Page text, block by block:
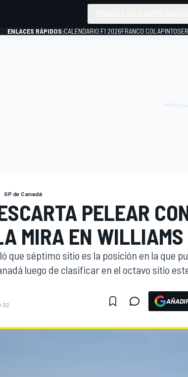
ENLACES RÁPIDOS:CALENDARIO F1 2026FRANCO COLAPINTO
GP de Canadá
PELEAR
MIRA EN WILLIAMS
que séptimo sitio es la posición en la que
luego de clasificar en el octavo sitio